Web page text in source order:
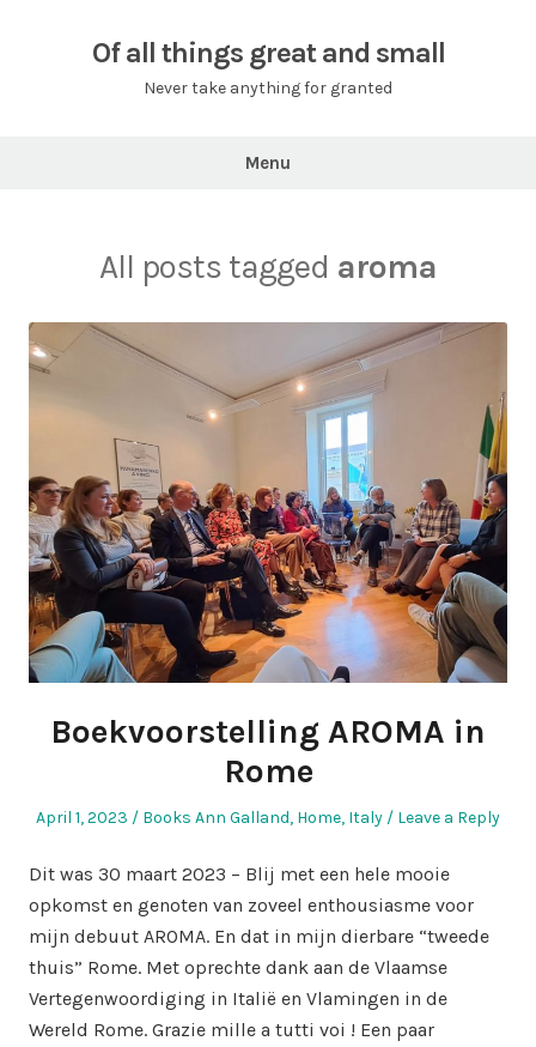
Of all things great and small
Never take anything for granted
Menu
All posts tagged aroma
Boekvoorstelling AROMA in
Rome
Posted
April 1, 2023
Posted
Books Ann Galland, Home, Italy Leave a Reply
Dit was 30 maart 2023 – Blij met een hele mooie
opkomst en genoten van zoveel enthousiasme voor
mijn debuut AROMA. En dat in mijn dierbare “tweede
thuis” Rome. Met oprechte dank aan de Vlaamse
Vertegenwoordiging in Italië en Vlamingen in de
Wereld Rome. Grazie mille a tutti voi ! Een paar